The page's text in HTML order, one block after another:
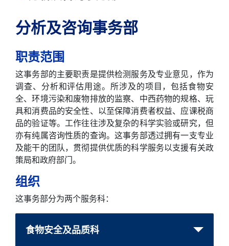
分析及咨询事务部
职责范围
这事务部的主要职责是提供检测服务及专业意见，作为
调查、分析和评估用途。所涉及的项目，包括食物安
全、环境污染和废物排放的监察、中西药物的规格、玩
具和消费品的安全性、以至保障消费者权益、应课税商
品的验证等。工作往往涉及复杂的科学实验或研究，但
亦有纯属咨询性质的查询。这事务部透过拥有一支专业
及能干的团队，贯彻提供优质的科学服务以支援有关政
策局和政府部门。
组织
这事务部分为两个服务科：
食物安全及品质科